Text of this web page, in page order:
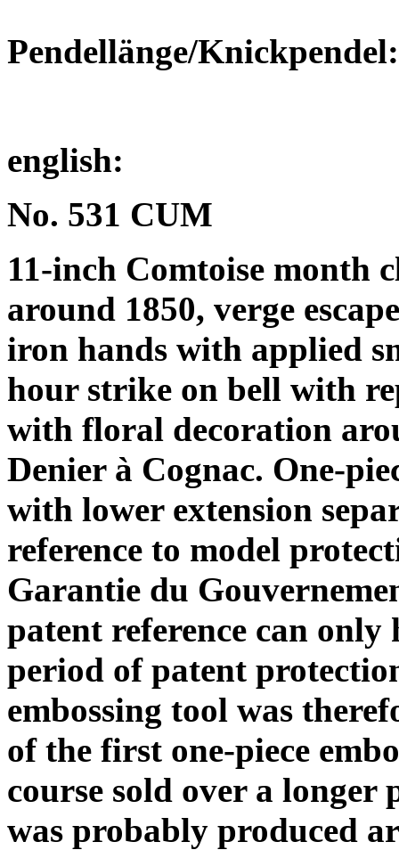
Pendellänge/
english:
No. 531 CUM
11-inch Comtoise month
around 1850, verge
iron hands with applied
hour strike on bell with
with floral decoration
Denier à Cognac. One-
with lower extension
reference to model
Garantie du
patent reference can only
period of patent
embossing tool was
of the first one-piece
course sold over a
was probably produced